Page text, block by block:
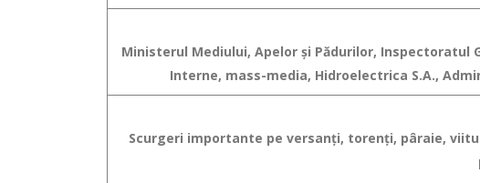
Ministerul Mediului, Apelor şi Pădurilor,
Interne, mass-media, Hidroelectrica S.A.,
Scurgeri importante pe versanţi, torenţi, pâraie,